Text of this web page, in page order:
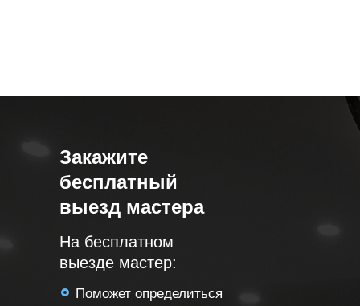
Закажите
бесплатный
выезд мастера
На бесплатном
выезде мастер:
Поможет определиться